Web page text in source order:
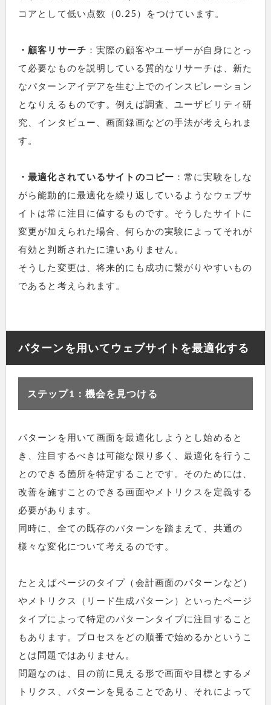
コアとして低い点数（0.25）をつけています。
・顧客リサーチ ：実際の顧客やユーザーが自身にとっ
て必要なものを説明している質的なリサーチは、新た
なパターンアイデアを生む上でのインスピレーション
となりえるものです。例えば調査、ユーザビリティ研
究、インタビュー、画面録画などの手法が考えられま
す。
・最適化されているサイトのコピー ：常に実験をしな
がら能動的に最適化を繰り返しているようなウェブサ
イトは常に注目に値するものです。そうしたサイトに
変更が加えられた場合、何らかの実験によってそれが
有効と判断されたに違いありません。
そうした変更は、将来的にも成功に繋がりやすいもの
であると考えられます。
パターンを用いてウェブサイトを最適化する
ステップ1：機会を見つける
パターンを用いて画面を最適化しようとし始めると
き、注目するべきは可能な限り多く、最適化を行うこ
とのできる箇所を特定することです。そのためには、
改善を施すことのできる画面やメトリクスを定義する
必要があります。
同時に、全ての既存のパターンを踏まえて、共通の
様々な変化について考えるのです。
たとえばページのタイプ（会計画面のパターンなど）
やメトリクス（リード生成パターン）といったページ
タイプによって特定のパターンタイプに注目すること
もあります。プロセスをどの順番で始めるかというこ
とは問題ではありません。
問題なのは、目の前に見える形で画面や目標とするメ
トリクス、パターンを見ることであり、それによって